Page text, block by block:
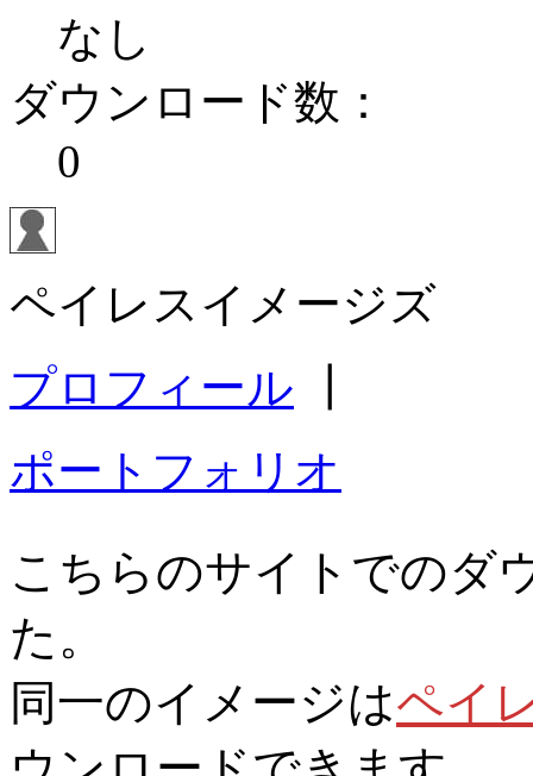
なし
ダウンロード数：
0
ペイレスイメージズ
プロフィール
ポートフォリオ
こちらのサイトでのダ
た。
同一のイメージはペイ